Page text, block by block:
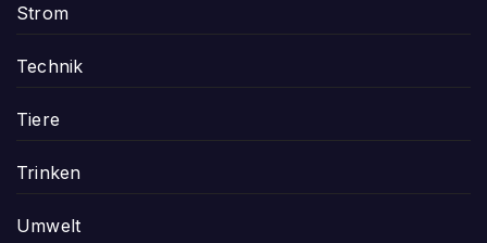
Strom
Technik
Tiere
Trinken
Umwelt